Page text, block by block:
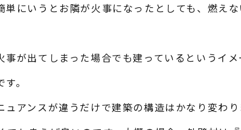
にいうとお隣が火事になったとしても、燃え
事が出てしまった場合でも建っているというイ
。
アンスが違うだけで建築の構造はかなり変わり